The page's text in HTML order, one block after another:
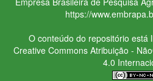
https://
O conteúdo do repositório está
Creative CommonsAtribuição -
4.0